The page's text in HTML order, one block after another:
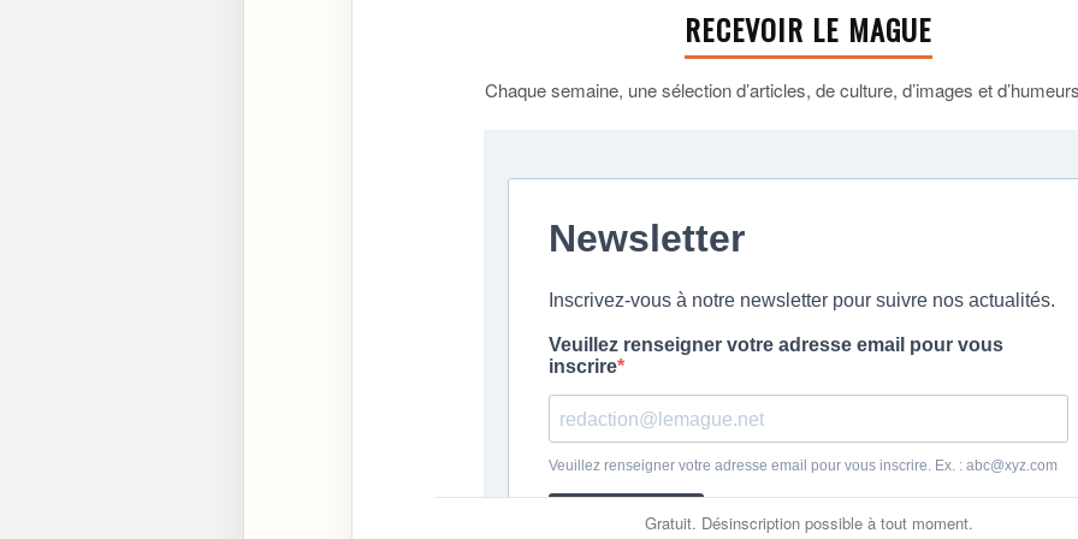
RECEVOIR LE MAGUE
Chaque semaine, une sélection d’articles, de culture, d’images et
Gratuit. Désinscription possible à tout moment.